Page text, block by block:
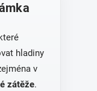
hladiny
v
zátěže.